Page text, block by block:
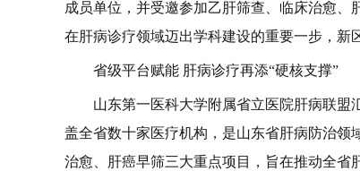
成员单位，并受邀参加乙肝筛查、临床治愈
在肝病诊疗领域迈出学科建设的重要一步，新
省级平台赋能 肝病诊疗再添“硬核支撑”
山东第一医科大学附属省立医院肝病联盟
盖全省数十家医疗机构，是山东省肝病防治
治愈、肝癌早筛三大重点项目，旨在推动全省